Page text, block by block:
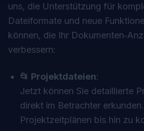
uns, die Unterstützung für
Dateiformate und neue
können, die Ihr
verbessern:
📂 Projektdateien:
Jetzt können Sie detaillierte
direkt im Betrachter
Projektzeitplänen bis hin zu